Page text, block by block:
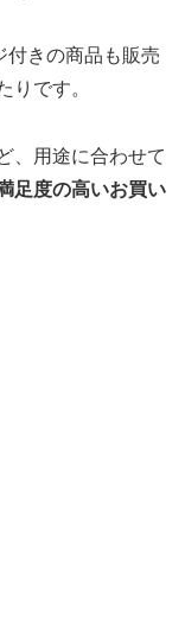
付きの商品も販売
りです。
、用途に合わせて
足度の高いお買い